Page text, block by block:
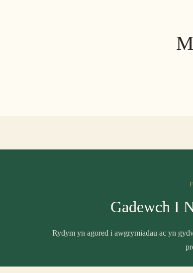
Gadewch I
Rydym yn agored i awgrymiadau ac yn